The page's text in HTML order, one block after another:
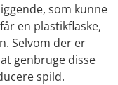
som kunne
en plastikflaske,
Selvom der er
genbruge disse
spild.